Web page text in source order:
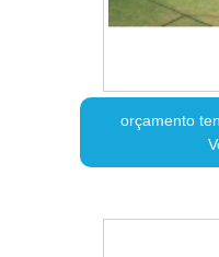
orçamento